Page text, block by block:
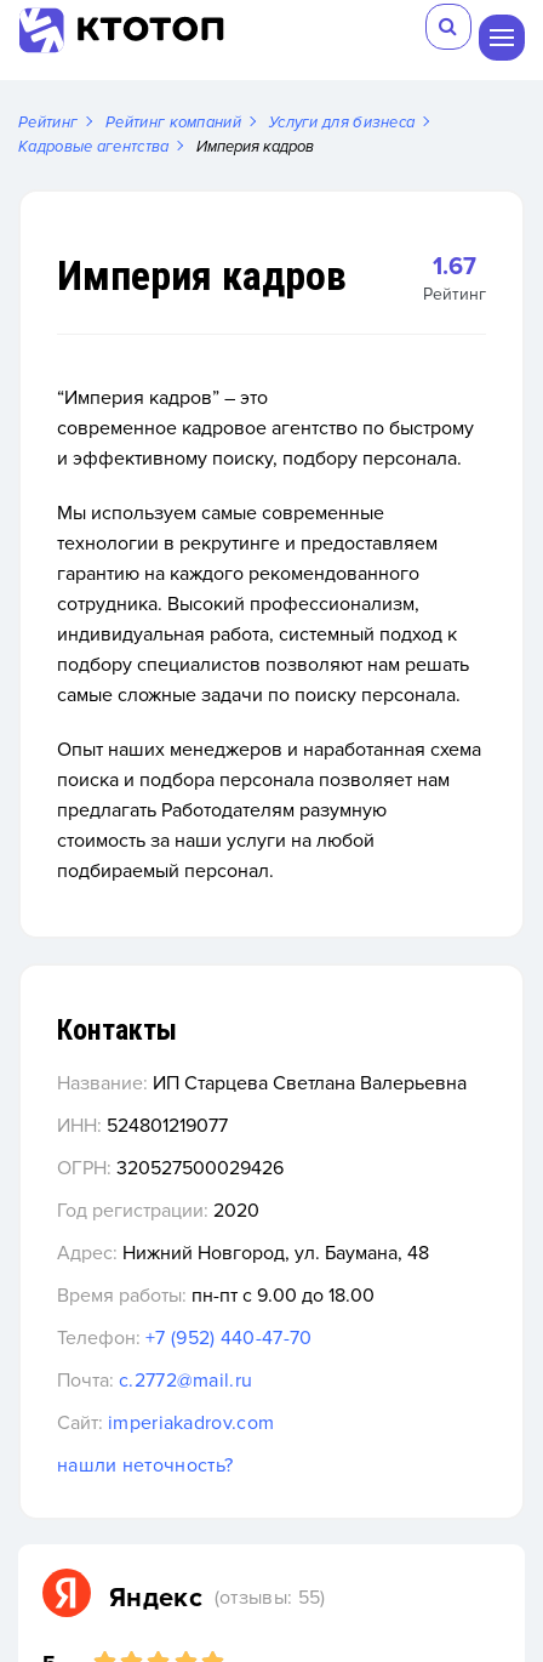
Рейтинг Рейтинг компаний
Услуги для бизнеса
Кадровые агентства
Империя кадров
Империя кадров 1.67
Рейтинг
“Империя кадров” – это
современное кадровое агентство по быстрому
и эффективному поиску, подбору персонала.
Мы используем самые современные
технологии в рекрутинге и предоставляем
гарантию на каждого рекомендованного
сотрудника. Высокий профессионализм,
индивидуальная работа, системный подход к
подбору специалистов позволяют нам решать
самые сложные задачи по поиску персонала.
Опыт наших менеджеров и наработанная схема
поиска и подбора персонала позволяет нам
предлагать Работодателям разумную
стоимость за наши услуги на любой
подбираемый персонал.
Контакты
Название: ИП Старцева Светлана Валерьевна
ИНН: 524801219077
ОГРН: 320527500029426
Год регистрации: 2020
Адрес: Нижний Новгород, ул. Баумана, 48
Время работы: пн-пт с 9.00 до 18.00
Телефон: +7 (952) 440-47-70
Почта: c.2772@mail.ru
Сайт: imperiakadrov.com
нашли неточность?
Яндекс (отзывы: 55)